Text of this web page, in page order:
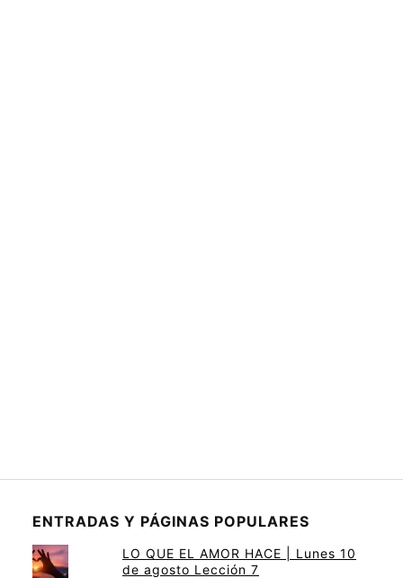
ENTRADAS Y PÁGINAS POPULARES
LO QUE EL AMOR HACE | Lunes 10
de agosto Lección 7